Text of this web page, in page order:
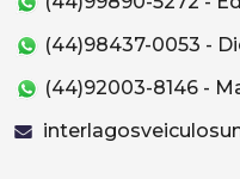
(44)98437-0053 -
(44)92003-8146 -